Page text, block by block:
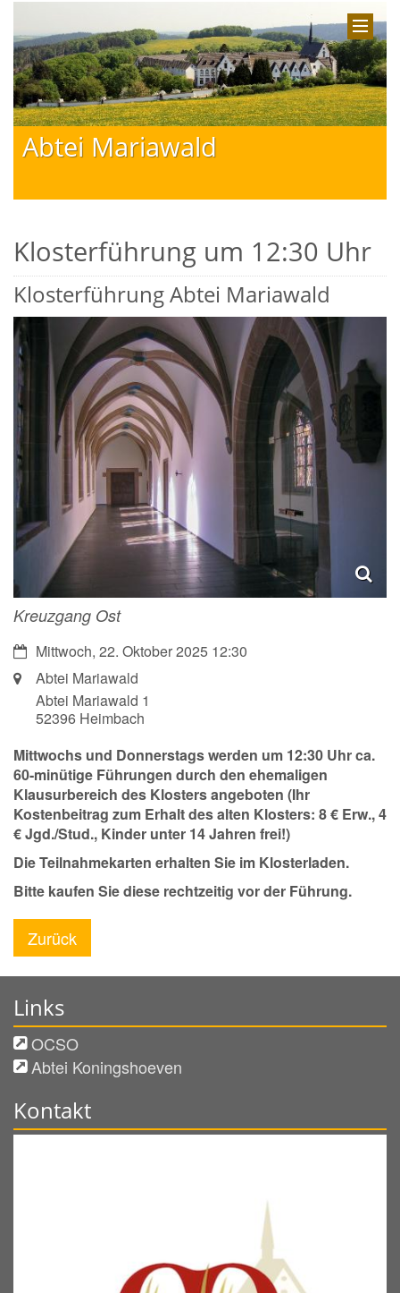
Abtei Mariawald
Klosterführung um 12:30 Uhr
Klosterführung Abtei Mariawald
Kreuzgang Ost
Datum:Mittwoch, 22. Oktober 2025 12:30
Ort: Abtei Mariawald
Abtei Mariawald 1
52396 Heimbach
Mittwochs und Donnerstags werden um 12:30 Uhr ca.
60-minütige Führungen durch den ehemaligen
Klausurbereich des Klosters angeboten (Ihr
Kostenbeitrag zum Erhalt des alten Klosters: 8 € Erw., 4
€ Jgd./Stud., Kinder unter 14 Jahren frei!)
Die Teilnahmekarten erhalten Sie im Klosterladen.
Bitte kaufen Sie diese rechtzeitig vor der Führung.
Zurück
Links
OCSO
Abtei Koningshoeven
Kontakt